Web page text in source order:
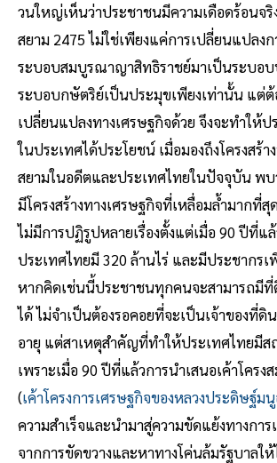
วนใหญ่เห็นว่าประชาชนมีความเดือดร้อนจ
สยาม 2475 ไม่ใช่เพียงแค่การเปลี่ยนแปลง
ระบอบสมบูรณาญาสิทธิราชย์มาเป็นระบอ
ระบอบกษัตริย์เป็นประมุขเพียงเท่านั้น แต่ต้
เปลี่ยนแปลงทางเศรษฐกิจด้วย จึงจะทำให้
ในประเทศได้ประโยชน์ เมื่อมองถึงโครงสร้า
สยามในอดีตและประเทศไทยในปัจจุบัน พ
มีโครงสร้างทางเศรษฐกิจที่เหลื่อมล้ำมากที่สุ
ไม่มีการปฏิรูปหลายเรื่องตั้งแต่เมื่อ 90 ปีที่แ
ประเทศไทยมี 320 ล้านไร่ และมีประชากรเ
หากคิดเช่นนี้ประชาชนทุกคนจะสามารถมีที่
ได้ ไม่จำเป็นต้องรอคอยที่จะเป็นเจ้าของที่
อายุ แต่สาเหตุสำคัญที่ทำให้ประเทศไทยมี
เพราะเมื่อ 90 ปีที่แล้วการนำเสนอเค้าโครง
(เค้าโครงการเศรษฐกิจของหลวงประดิษฐ์ม
ความสำเร็จและนำมาสู่ความขัดแย้งทางกา
จากการขัดขวางและหาทางโค่นล้มรัฐบาลใ